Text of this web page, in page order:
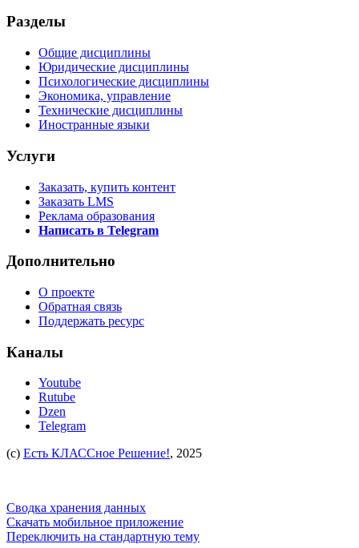
Разделы
Общие дисциплины
Юридические дисциплины
Психологические дисциплины
Экономика, управление
Технические дисциплины
Иностранные языки
Услуги
Заказать, купить контент
Заказать LMS
Реклама образования
Написать в Telegram
Дополнительно
О проекте
Обратная связь
Поддержать ресурс
Каналы
Youtube
Rutube
Dzen
Telegram
(c) Есть КЛАССное Решение!, 2025
Сводка хранения данных
Скачать мобильное приложение
Переключить на стандартную тему